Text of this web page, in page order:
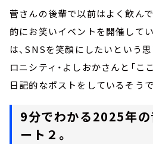
菅さんの後輩で以前はよく飲ん
的にお笑いイベントを開催して
は、SNSを笑顔にしたいという
ロニシティ・よしおかさんと「こ
日記的なポストをしているそうで
9分でわかる2025年
ート２。